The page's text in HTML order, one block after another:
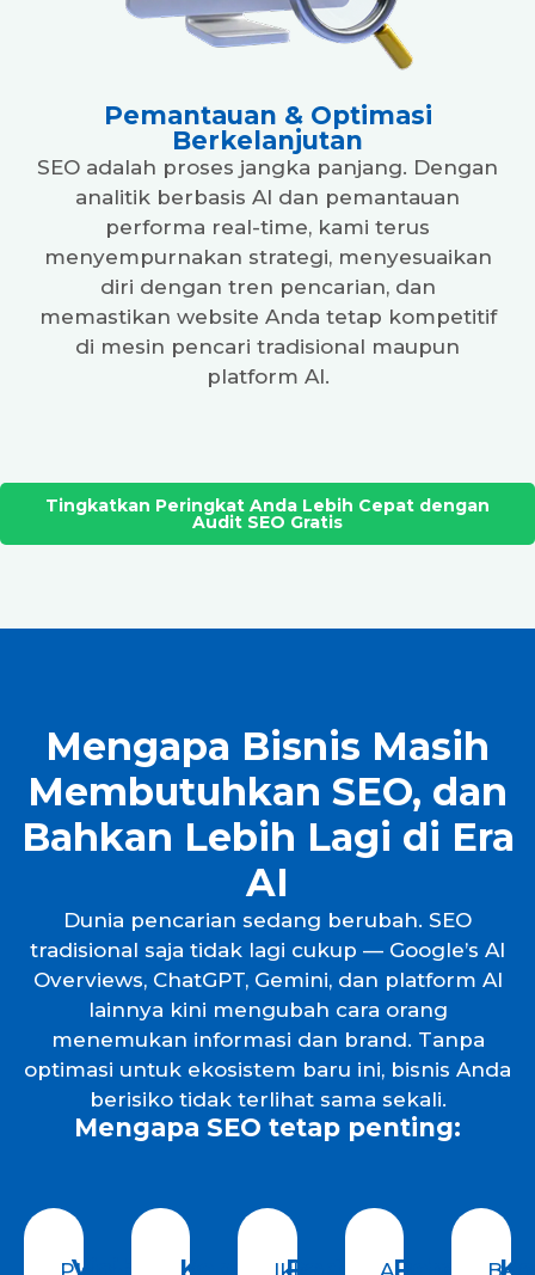
Pemantauan & Optimasi
Berkelanjutan
SEO adalah proses jangka panjang. Dengan
analitik berbasis AI dan pemantauan
performa real-time, kami terus
menyempurnakan strategi, menyesuaikan
diri dengan tren pencarian, dan
memastikan website Anda tetap kompetitif
di mesin pencari tradisional maupun
platform AI.
Tingkatkan Peringkat Anda Lebih Cepat dengan
Audit SEO Gratis
Mengapa Bisnis Masih
Membutuhkan SEO, dan
Bahkan Lebih Lagi di Era
AI
Dunia pencarian sedang berubah. SEO
tradisional saja tidak lagi cukup — Google’s AI
Overviews, ChatGPT, Gemini, dan platform AI
lainnya kini mengubah cara orang
menemukan informasi dan brand. Tanpa
optimasi untuk ekosistem baru ini, bisnis Anda
berisiko tidak terlihat sama sekali.
Mengapa SEO tetap penting:
VisibilitasKepercayaanPertumbuhan